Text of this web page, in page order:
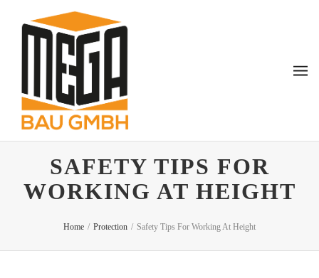
SAFETY TIPS FOR
WORKING AT HEIGHT
Home / Protection / Safety Tips For Working At Height